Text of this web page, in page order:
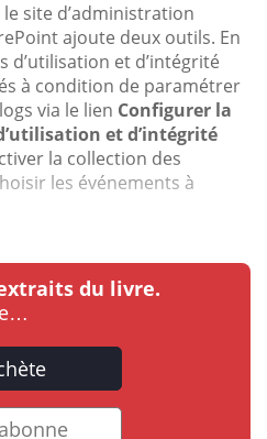
site d’administration
ajoute deux outils. En
et d’intégrité
à condition de paramétrer
via le lien Configurer la
et d’intégrité
la collection des
les événements à
du livre.